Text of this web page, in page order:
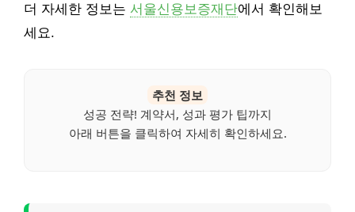
더 자세한 정보는 서울신용보증재단에서 확인해보
세요.
추천 정보
성공 전략! 계약서, 성과 평가 팁까지
아래 버튼을 클릭하여 자세히 확인하세요.